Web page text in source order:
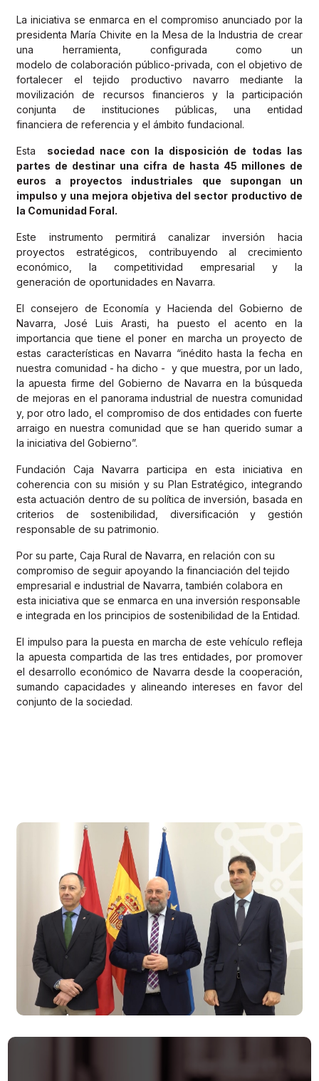
La iniciativa se enmarca en el compromiso anunciado por la
presidenta María Chivite en la Mesa de la Industria de crear
una herramienta, configurada como un
modelo de colaboración público-privada, con el objetivo de
fortalecer el tejido productivo navarro mediante la
movilización de recursos financieros y la participación
conjunta de instituciones públicas, una entidad
financiera de referencia y el ámbito fundacional.
Esta
sociedad nace con la disposición de todas las
partes de destinar una cifra de hasta 45 millones de
euros a proyectos industriales que supongan un
impulso y una mejora objetiva del sector productivo de
la Comunidad Foral.
Este instrumento permitirá canalizar inversión hacia
proyectos estratégicos, contribuyendo al crecimiento
económico, la competitividad empresarial y la
generación de oportunidades en Navarra.
El consejero de Economía y Hacienda del Gobierno de
Navarra, José Luis Arasti, ha puesto el acento en la
importancia que tiene el poner en marcha un proyecto de
estas características en Navarra “inédito hasta la fecha en
nuestra comunidad - ha dicho - y que muestra, por un lado,
la apuesta firme del Gobierno de Navarra en la búsqueda
de mejoras en el panorama industrial de nuestra comunidad
y, por otro lado, el compromiso de dos entidades con fuerte
arraigo en nuestra comunidad que se han querido sumar a
la iniciativa del Gobierno”.
Fundación Caja Navarra participa en esta iniciativa en
coherencia con su misión y su Plan Estratégico, integrando
esta actuación dentro de su política de inversión, basada en
criterios de sostenibilidad, diversificación y gestión
responsable de su patrimonio.
Por su parte, Caja Rural de Navarra, en relación con su
compromiso de seguir apoyando la financiación del tejido
empresarial e industrial de Navarra, también colabora en
esta iniciativa que se enmarca en una inversión responsable
e integrada en los principios de sostenibilidad de la Entidad.
El impulso para la puesta en marcha de este vehículo refleja
la apuesta compartida de las tres entidades, por promover
el desarrollo económico de Navarra desde la cooperación,
sumando capacidades y alineando intereses en favor del
conjunto de la sociedad.